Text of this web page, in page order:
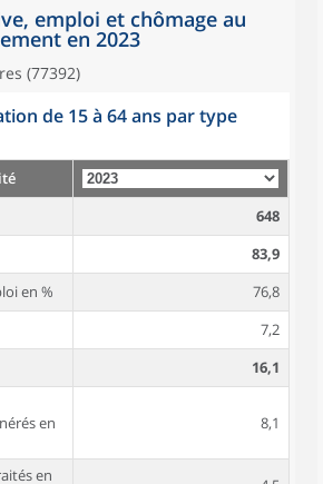
emploi et chômage au
en 2023
(77392)
de 15 à 64 ans par type
648
83,9
en %
76,8
7,2
16,1
en
8,1
en